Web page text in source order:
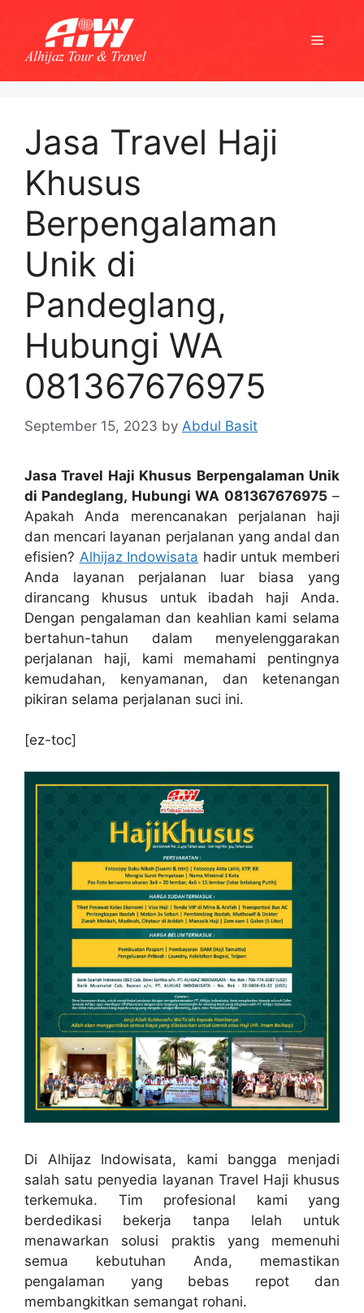
content
Menu
Jasa Travel Haji
Khusus
Berpengalaman
Unik di
Pandeglang,
Hubungi WA
081367676975
September 15, 2023 by Abdul Basit
Jasa Travel Haji Khusus Berpengalaman Unik
di Pandeglang, Hubungi WA 081367676975 –
Apakah Anda merencanakan perjalanan haji
dan mencari layanan perjalanan yang andal dan
efisien? Alhijaz Indowisata hadir untuk memberi
Anda layanan perjalanan luar biasa yang
dirancang khusus untuk ibadah haji Anda.
Dengan pengalaman dan keahlian kami selama
bertahun-tahun dalam menyelenggarakan
perjalanan haji, kami memahami pentingnya
kemudahan, kenyamanan, dan ketenangan
pikiran selama perjalanan suci ini.
[ez-toc]
Di Alhijaz Indowisata, kami bangga menjadi
salah satu penyedia layanan Travel Haji khusus
terkemuka. Tim profesional kami yang
berdedikasi bekerja tanpa lelah untuk
menawarkan solusi praktis yang memenuhi
semua kebutuhan Anda, memastikan
pengalaman yang bebas repot dan
membangkitkan semangat rohani.